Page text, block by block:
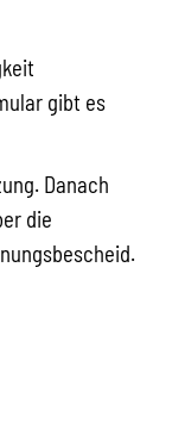
gibt es
Danach
die